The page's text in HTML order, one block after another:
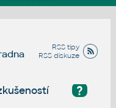
RSS tipy
RSS diskuze
?